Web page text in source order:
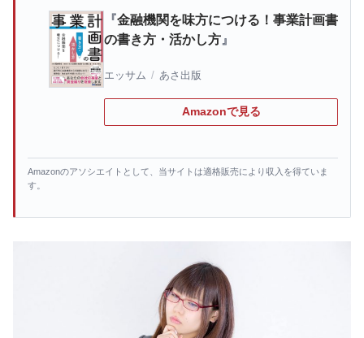
金融機関を味方につける！事業計画書
の書き方・活かし方
エッサム / あさ出版
Amazonで見る
Amazonのアソシエイトとして、当サイトは適格販売により収入を得ていま
す。